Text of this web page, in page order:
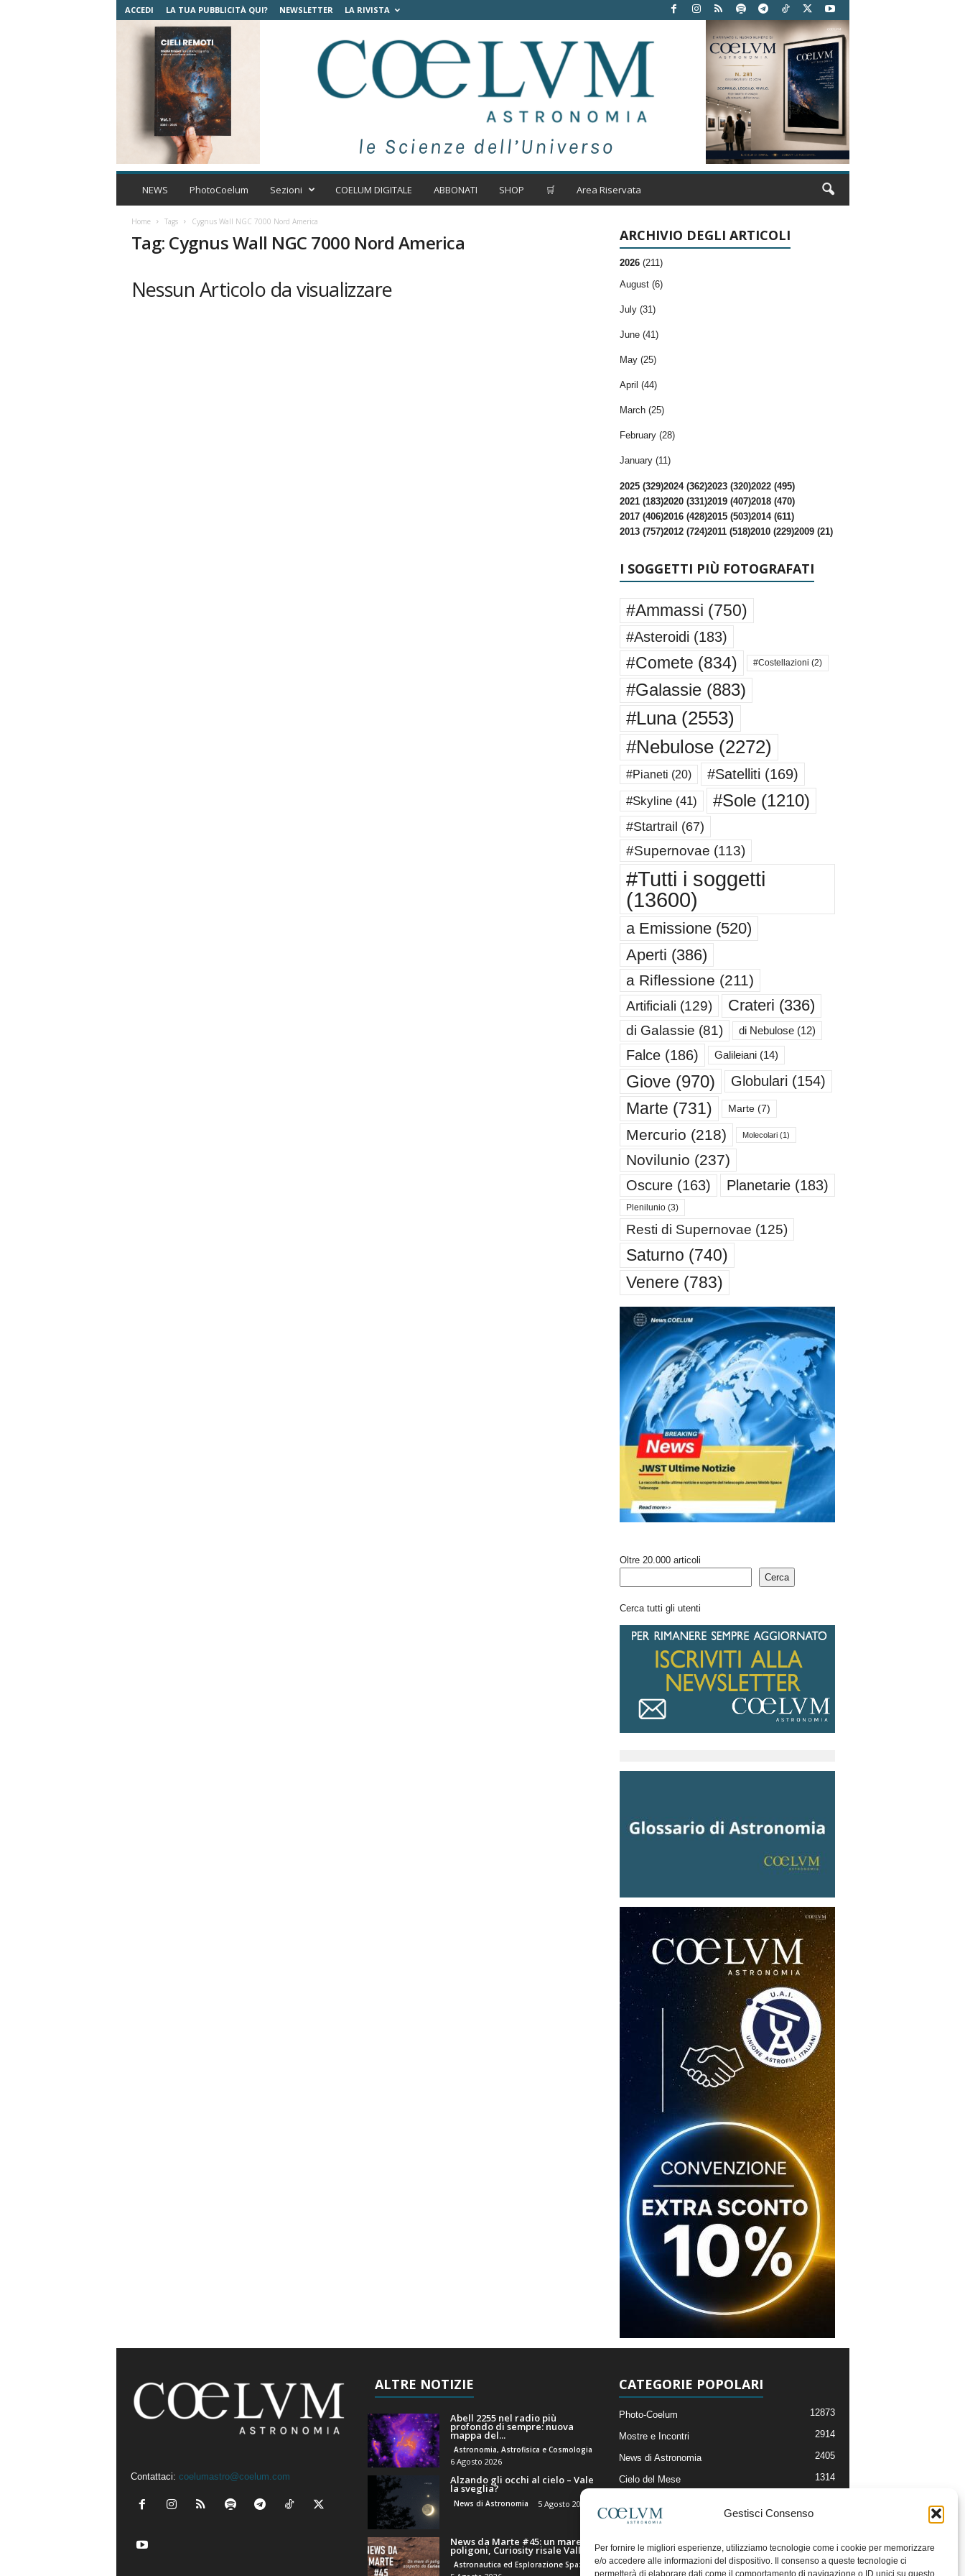
Gestisci Consenso
Per fornire le migliori esperienze, utilizziamo tecnologie come i cookie per memorizzare
e/o accedere alle informazioni del dispositivo. Il consenso a queste tecnologie ci
permetterà di elaborare dati come il comportamento di navigazione o ID unici su questo
ACCEDI LA TUA PUBBLICITÀ QUI? NEWSLETTER LA RIVISTA
C
l
t
NEWS PhotoCoelum Sezioni COELUM DIGITALE ABBONATI SHOP 🛒 Area Riservata
Home Tags Cygnus Wall NGC 7000 Nord America
Tag: Cygnus Wall NGC 7000 Nord America
Nessun Articolo da visualizzare
ARCHIVIO DEGLI ARTICOLI
2026 (211)
August (6)
July (31)
June (41)
May (25)
April (44)
March (25)
February (28)
January (11)
2025 (329)2024 (362)2023 (320)2022 (495)
2021 (183)2020 (331)2019 (407)2018 (470)
2017 (406)2016 (428)2015 (503)2014 (611)
2013 (757)2012 (724)2011 (518)2010 (229)2009 (21)
I SOGGETTI PIÙ FOTOGRAFATI
#Ammassi (750)
#Asteroidi (183)
#Comete (834) #Costellazioni (2)
#Galassie(883)
#Luna(2553)
#Nebulose(2272)
#Pianeti (20) #Satelliti (169)
#Skyline(41) #Sole(1210)
#Startrail (67)
#Supernovae (113)
#Tutti i soggetti
(13600)
a Emissione(520)
Aperti (386)
a Riflessione (211)
Artificiali (129) Crateri (336)
di Galassie (81) di Nebulose(12)
Falce(186) Galileiani(14)
Giove(970) Globulari (154)
Marte (731) Marte(7)
Mercurio (218) Molecolari(1)
Novilunio (237)
Oscure(163) Planetarie(183)
Plenilunio(3)
Resti di Supernovae (125)
Saturno (740)
Venere (783)
Oltre 20.000 articoli
Cerca
Cerca tutti gli utenti
Contattaci: coelumastro@coelum.com
ALTRE NOTIZIE
Abell 2255 nel radio più
profondo di sempre: nuova
mappa del...
Astronomia, Astrofisica e Cosmologia
6 Agosto 2026
Alzando gli occhi al cielo – Vale
la sveglia?
News di Astronomia 5 Agosto 2026
News da Marte #45: un mare di
poligoni, Curiosity risale Valle...
CATEGORIE POPOLARI
Photo-Coelum 12873
Mostre e Incontri 2914
News di Astronomia 2405
Cielo del Mese 1314
Articoli e Risorse On-Line
Il Blog della Redazione